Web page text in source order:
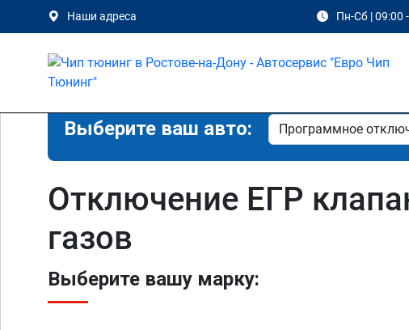
Наши адреса Пн-Сб | 09:00
Выберите ваш авто:
Отключение ЕГР
газов
Выберите вашу марку: